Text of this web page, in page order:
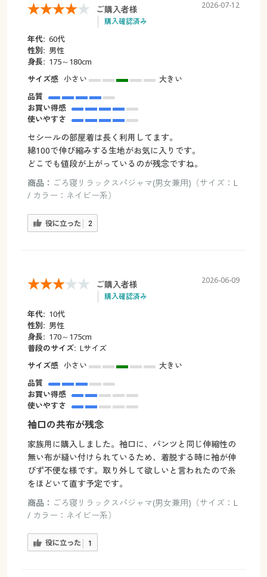
ご購入者様
購入確認済み
2026-07-12
年代: 60代
性別: 男性
身長: 175～180cm
サイズ感 小さい
大きい
品質
お買い得感
使いやすさ
セシールの部屋着は長く利用してます。
綿100で伸び縮みする生地がお気に入りです。
どこでも値段が上がっているのが残念ですね。
商品： ごろ寝リラックスパジャマ(男女兼用)（サイズ：L
/ カラー：ネイビー系）
役に立った 2
ご購入者様
購入確認済み
2026-06-09
年代: 10代
性別: 男性
身長: 170～175cm
普段のサイズ: Lサイズ
サイズ感 小さい
大きい
品質
お買い得感
使いやすさ
袖口の共布が残念
家族用に購入しました。袖口に、パンツと同じ伸縮性の
無い布が縫い付けられているため、着脱する時に袖が伸
びず不便な様です。取り外して欲しいと言われたので糸
をほどいて直す予定です。
商品： ごろ寝リラックスパジャマ(男女兼用)（サイズ：L
/ カラー：ネイビー系）
役に立った 1